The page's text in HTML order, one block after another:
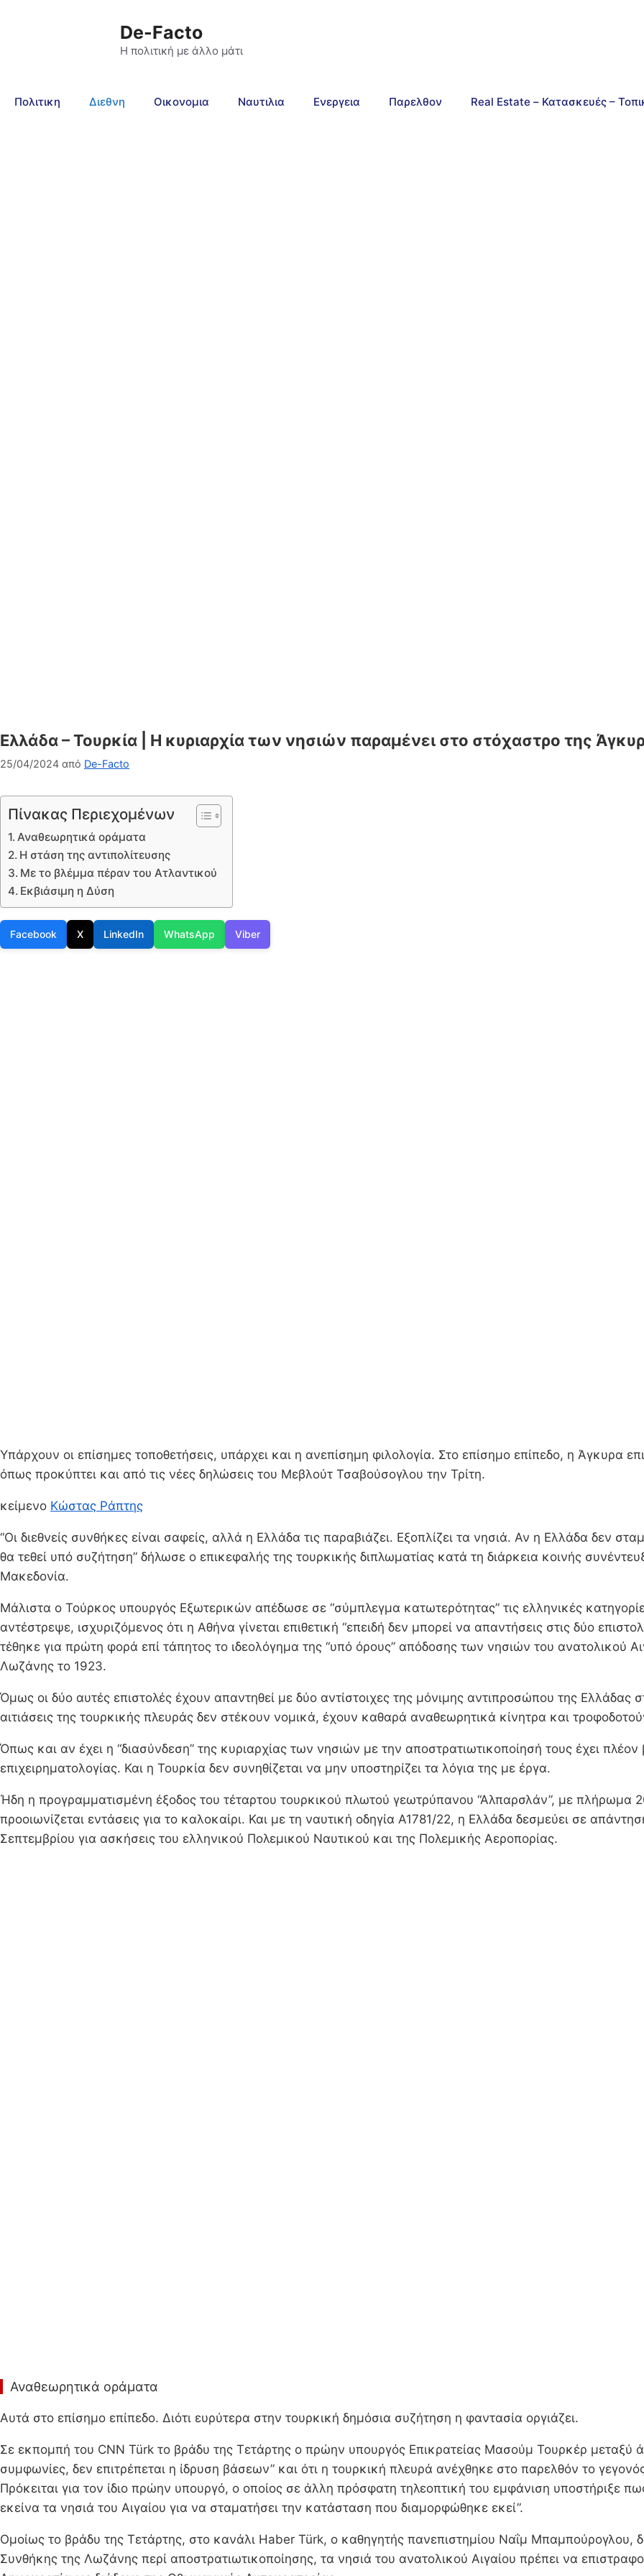
De-Facto
Η πολιτική με άλλο μάτι
Πολιτικη Διεθνη Οικονομια Ναυτιλια Ενεργεια Παρελθον Real Estate – Κατασκευές –
Ελλάδα – Τουρκία | Η κυριαρχία των νησιών παραμένει στο στόχαστρο της
25/04/2024 από De-Facto
Πίνακας Περιεχομένων
Αναθεωρητικά οράματα
Η στάση της αντιπολίτευσης
Με το βλέμμα πέραν του Ατλαντικού
Εκβιάσιμη η Δύση
Facebook X LinkedIn WhatsApp Viber
Υπάρχουν οι επίσημες τοποθετήσεις, υπάρχει και η ανεπίσημη φιλολογία. Στο επίσημο επίπεδο, η Άγκυρα
όπως προκύπτει και από τις νέες δηλώσεις του Μεβλούτ Τσαβούσογλου την Τρίτη.
κείμενο Κώστας Ράπτης
“Οι διεθνείς συνθήκες είναι σαφείς, αλλά η Ελλάδα τις παραβιάζει. Εξοπλίζει τα νησιά. Αν η Ελλάδα δεν
θα τεθεί υπό συζήτηση” δήλωσε ο επικεφαλής της τουρκικής διπλωματίας κατά τη διάρκεια κοινής
Μακεδονία.
Μάλιστα ο Τούρκος υπουργός Εξωτερικών απέδωσε σε “σύμπλεγμα κατωτερότητας” τις ελληνικές
αντέστρεψε, ισχυριζόμενος ότι η Αθήνα γίνεται επιθετική “επειδή δεν μπορεί να απαντήσεις στις δύο
τέθηκε για πρώτη φορά επί τάπητος το ιδεολόγημα της “υπό όρους” απόδοσης των νησιών του ανατολικού
Λωζάνης το 1923.
Όμως οι δύο αυτές επιστολές έχουν απαντηθεί με δύο αντίστοιχες της μόνιμης αντιπροσώπου της Ελλάδας
αιτιάσεις της τουρκικής πλευράς δεν στέκουν νομικά, έχουν καθαρά αναθεωρητικά κίνητρα και
Όπως και αν έχει η “διασύνδεση” της κυριαρχίας των νησιών με την αποστρατιωτικοποίησή τους έχει πλέον
επιχειρηματολογίας. Και η Τουρκία δεν συνηθίζεται να μην υποστηρίζει τα λόγια της με έργα.
Ήδη η προγραμματισμένη έξοδος του τέταρτου τουρκικού πλωτού γεωτρύπανου “Αλπαρσλάν”, με πλήρωμα
προοιωνίζεται εντάσεις για το καλοκαίρι. Και με τη ναυτική οδηγία Α1781/22, η Ελλάδα δεσμεύει σε
Σεπτεμβρίου για ασκήσεις του ελληνικού Πολεμικού Ναυτικού και της Πολεμικής Αεροπορίας.
Αναθεωρητικά οράματα
Αυτά στο επίσημο επίπεδο. Διότι ευρύτερα στην τουρκική δημόσια συζήτηση η φαντασία οργιάζει.
Σε εκπομπή του CNN Türk το βράδυ της Τετάρτης ο πρώην υπουργός Επικρατείας Μασούμ Τουρκέρ μεταξύ
συμφωνίες, δεν επιτρέπεται η ίδρυση βάσεων” και ότι η τουρκική πλευρά ανέχθηκε στο παρελθόν το
Πρόκειται για τον ίδιο πρώην υπουργό, ο οποίος σε άλλη πρόσφατη τηλεοπτική του εμφάνιση υποστήριξε
εκείνα τα νησιά του Αιγαίου για να σταματήσει την κατάσταση που διαμορφώθηκε εκεί”.
Ομοίως το βράδυ της Τετάρτης, στο κανάλι Haber Türk, ο καθηγητής πανεπιστημίου Ναΐμ Μπαμπούρογλου,
Συνθήκης της Λωζάνης περί αποστρατιωτικοποίησης, τα νησιά του ανατολικού Αιγαίου πρέπει να